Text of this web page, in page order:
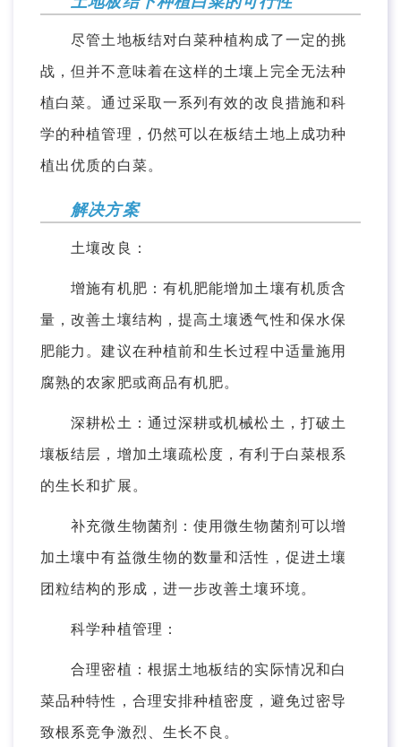
尽管土地板结对白菜种植构成了一定的挑
战，但并不意味着在这样的土壤上完全无法种
植白菜。通过采取一系列有效的改良措施和科
学的种植管理，仍然可以在板结土地上成功种
植出优质的白菜。
解决方案
土壤改良：
增施有机肥：有机肥能增加土壤有机质含
量，改善土壤结构，提高土壤透气性和保水保
肥能力。建议在种植前和生长过程中适量施用
腐熟的农家肥或商品有机肥。
深耕松土：通过深耕或机械松土，打破土
壤板结层，增加土壤疏松度，有利于白菜根系
的生长和扩展。
补充微生物菌剂：使用微生物菌剂可以增
加土壤中有益微生物的数量和活性，促进土壤
团粒结构的形成，进一步改善土壤环境。
科学种植管理：
合理密植：根据土地板结的实际情况和白
菜品种特性，合理安排种植密度，避免过密导
致根系竞争激烈、生长不良。